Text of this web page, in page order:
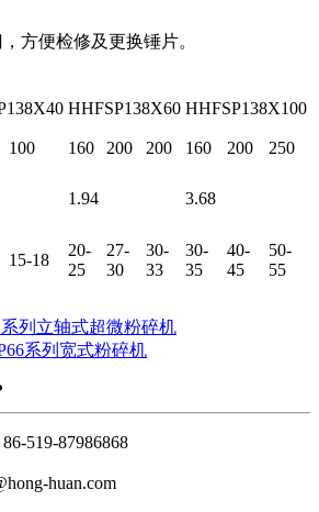
方便检修及更换锤片。
HHFSP138X60 HHFSP138X100
100 160 200 200 160 200 250
1.94 3.68
15-18
20-
25
27-
30
30-
33
30-
35
40-
45
50-
55
系列立轴式超微粉碎机
系列宽式粉碎机
519-87986868
huan.com